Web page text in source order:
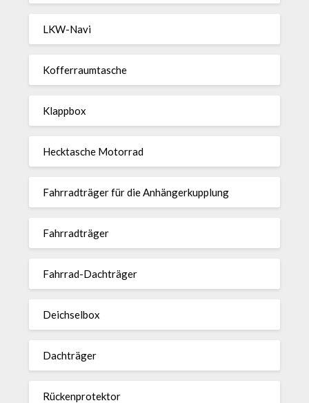
LKW-Navi
Kof­fer­raum­ta­sche
Klappbox
Heck­ta­sche Motorrad
Fahr­rad­träger für die Anhän­ger­kup­p­lung
Fahr­rad­träger
Fahrrad-Dach­träger
Deich­selbox
Dach­träger
Rücken­pro­tektor